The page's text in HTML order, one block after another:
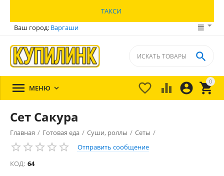
ТАКСИ
Ваш город: Варгаши
0


 

 МЕНЮ 
Сет Сакура
Главная / Готовая еда / Суши, роллы / Сеты /
Отправить сообщение
КОД: 64